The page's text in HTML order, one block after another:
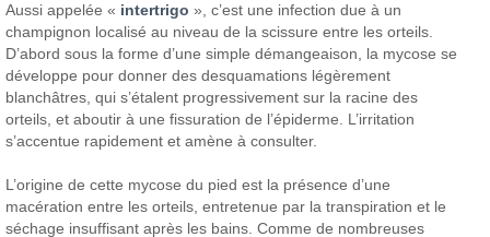
Aussi appelée « intertrigo », c’est une infection due à un
champignon localisé au niveau de la scissure entre les orteils.
D’abord sous la forme d’une simple démangeaison, la mycose se
développe pour donner des desquamations légèrement
blanchâtres, qui s’étalent progressivement sur la racine des
orteils, et aboutir à une fissuration de l’épiderme. L’irritation
s’accentue rapidement et amène à consulter.
L’origine de cette mycose du pied est la présence d’une
macération entre les orteils, entretenue par la transpiration et le
séchage insuffisant après les bains. Comme de nombreuses